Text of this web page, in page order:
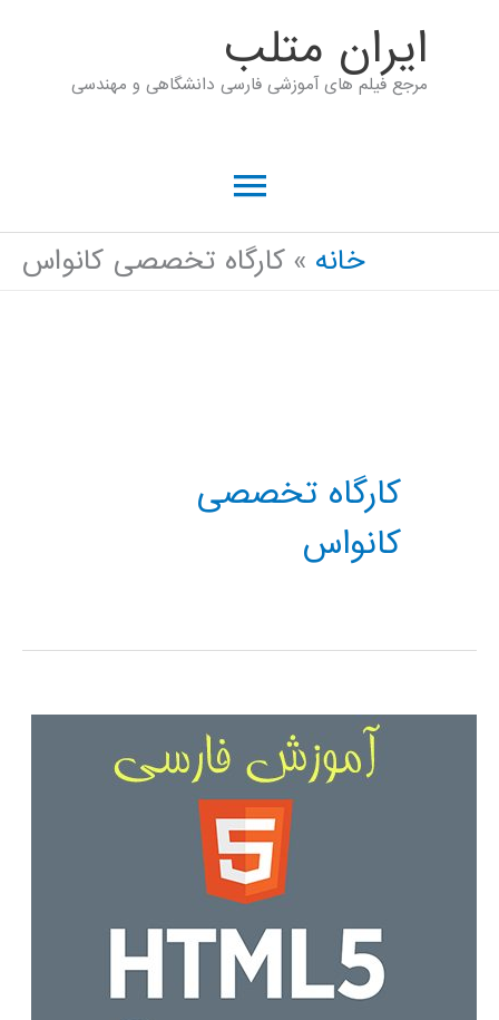
ايران متلب
مرجع فیلم های آموزشی فارسی دانشگاهی و مهندسی
فهرست
اصلی
خانه کارگاه تخصصی کانواس
کارگاه تخصصی
کانواس